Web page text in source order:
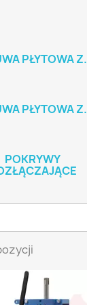
PŁYTOWA
PŁYTOWA
POKRYWY